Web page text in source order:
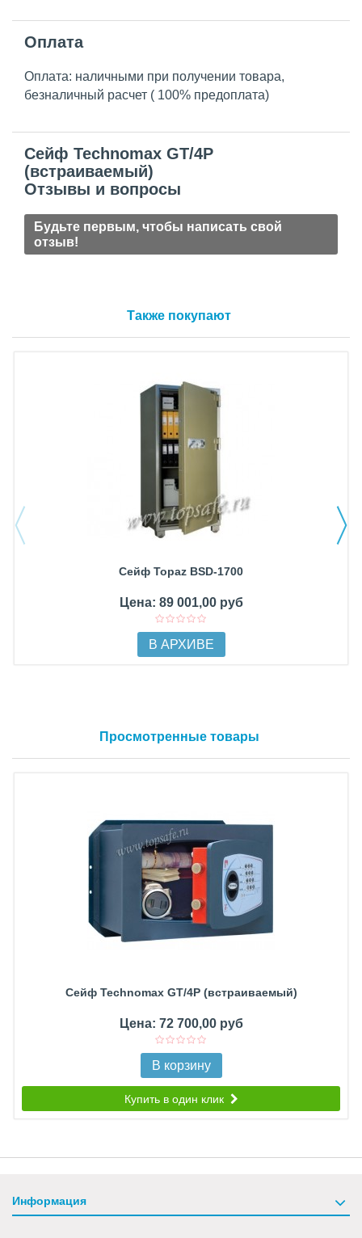
Оплата
Оплата: наличными при получении товара,
безналичный расчет ( 100% предоплата)
Сейф Technomax GT/4P
(встраиваемый)
Отзывы и вопросы
Будьте первым, чтобы написать свой
отзыв!
Также покупают
Сейф Topaz BSD-1700
Цена: 89 001,00 руб
В АРХИВЕ
Просмотренные товары
Сейф Technomax GT/4P (встраиваемый)
Цена: 72 700,00 руб
В корзину
Купить в один клик
Информация